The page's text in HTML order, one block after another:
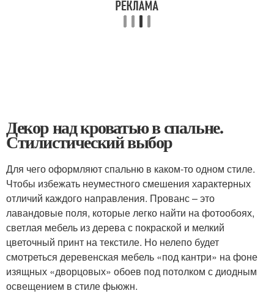
Декор над кроватью в спальне.
Стилистический выбор
Для чего оформляют спальню в каком-то одном стиле.
Чтобы избежать неуместного смешения характерных
отличий каждого направления. Прованс – это
лавандовые поля, которые легко найти на фотообоях,
светлая мебель из дерева с покраской и мелкий
цветочный принт на текстиле. Но нелепо будет
смотреться деревенская мебель «под кантри» на фоне
изящных «дворцовых» обоев под потолком с диодным
освещением в стиле фьюжн.